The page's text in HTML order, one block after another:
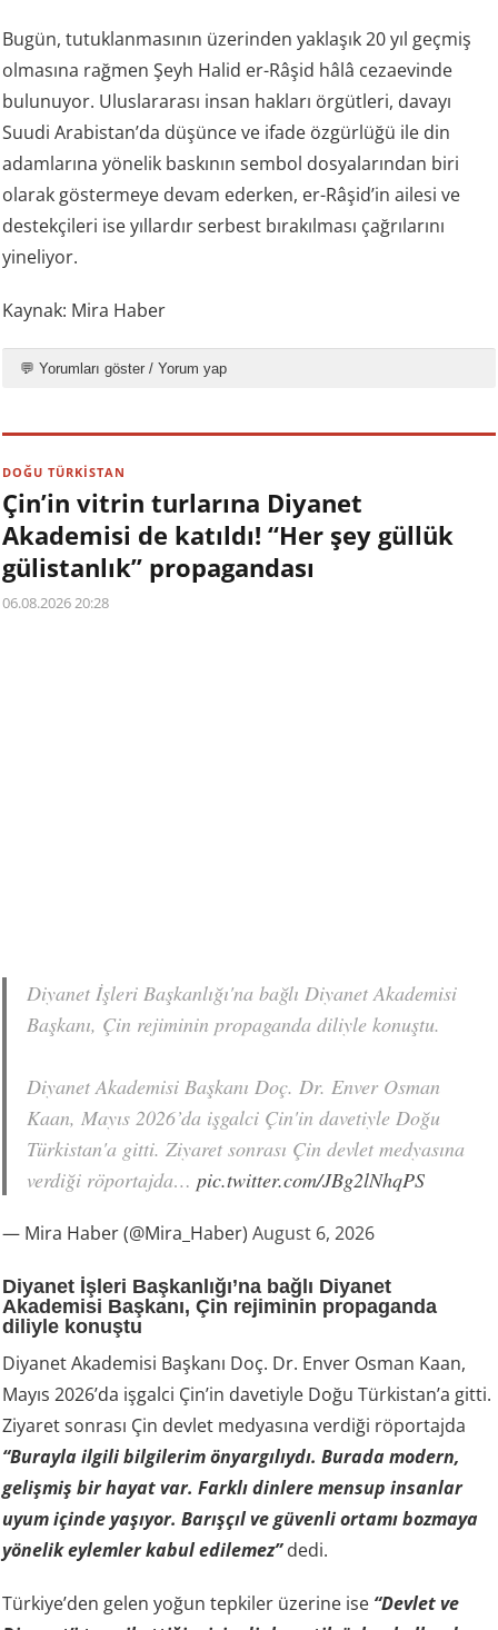
Bugün, tutuklanmasının üzerinden yaklaşık 20 yıl geçmiş
olmasına rağmen Şeyh Halid er-Râşid hâlâ cezaevinde
bulunuyor. Uluslararası insan hakları örgütleri, davayı
Suudi Arabistan’da düşünce ve ifade özgürlüğü ile din
adamlarına yönelik baskının sembol dosyalarından biri
olarak göstermeye devam ederken, er-Râşid’in ailesi ve
destekçileri ise yıllardır serbest bırakılması çağrılarını
yineliyor.
Kaynak: Mira Haber
💬 Yorumları göster / Yorum yap
DOĞU TÜRKİSTAN
Çin’in vitrin turlarına Diyanet
Akademisi de katıldı! “Her şey güllük
gülistanlık” propagandası
06.08.2026 20:28
Diyanet İşleri Başkanlığı'na bağlı Diyanet Akademisi
Başkanı, Çin rejiminin propaganda diliyle konuştu.
Diyanet Akademisi Başkanı Doç. Dr. Enver Osman
Kaan, Mayıs 2026’da işgalci Çin'in davetiyle Doğu
Türkistan'a gitti. Ziyaret sonrası Çin devlet medyasına
verdiği röportajda…pic.twitter.com/JBg2lNhqPS
— Mira Haber (@Mira_Haber)August 6, 2026
Diyanet İşleri Başkanlığı’na bağlı Diyanet
Akademisi Başkanı, Çin rejiminin propaganda
diliyle konuştu
Diyanet Akademisi Başkanı Doç. Dr. Enver Osman Kaan,
Mayıs 2026’da işgalci Çin’in davetiyle Doğu Türkistan’a gitti.
Ziyaret sonrası Çin devlet medyasına verdiği röportajda
“Burayla ilgili bilgilerim önyargılıydı. Burada modern,
gelişmiş bir hayat var. Farklı dinlere mensup insanlar
uyum içinde yaşıyor. Barışçıl ve güvenli ortamı bozmaya
yönelik eylemler kabul edilemez”dedi.
Türkiye’den gelen yoğun tepkiler üzerine ise “Devlet ve